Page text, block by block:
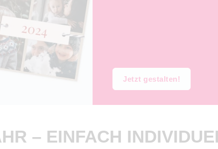
Jetzt gestalten!
– EINFACH